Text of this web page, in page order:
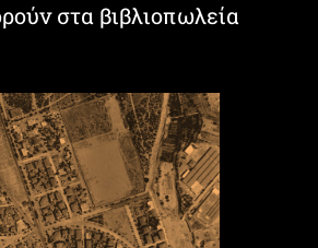
στα βιβλιοπωλεία